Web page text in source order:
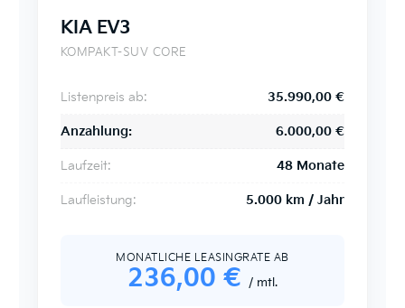
KIA EV3
KOMPAKT-SUV CORE
Listenpreis ab: 35.990,00 €
Anzahlung: 6.000,00 €
Laufzeit: 48 Monate
Laufleistung: 5.000 km / Jahr
MONATLICHE LEASINGRATE AB
236,00 € / mtl.